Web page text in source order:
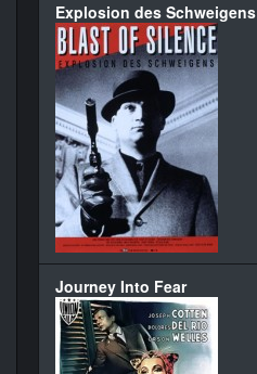
Explosion des Schweigens
Journey Into Fear